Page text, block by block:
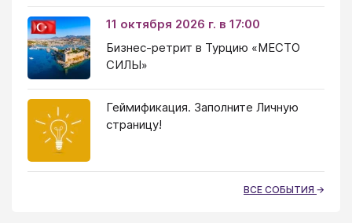
11 октября 2026 г. в 17:00
Бизнес-ретрит в Турцию «МЕСТО
СИЛЫ»
Геймификация. Заполните Личную
страницу!
ВСЕ СОБЫТИЯ